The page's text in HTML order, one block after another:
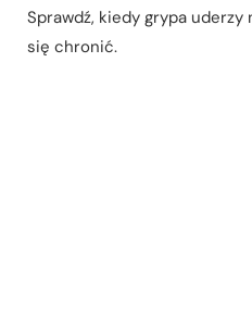
Sprawdź, kiedy grypa
się chronić.